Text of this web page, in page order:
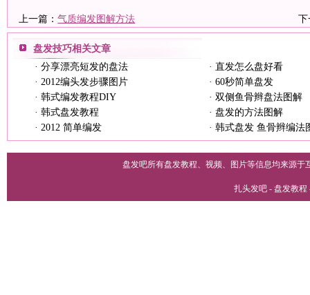
上一篇：气质编发图解方法 下
盘发技巧相关文章
· 分享漂亮短发的盘法 · 直发怎么盘好看
· 2012编头发步骤图片 · 60秒简单盘发
· 韩式编发教程DIY · 双侧鱼骨辫盘法图解
· 韩式盘发教程 · 盘发的方法图解
· 2012 简单编发 · 韩式盘发 鱼骨辫编法
盘发吧所有盘发教程、视频、图片等信息均来源
扎头发吧 - 盘发教